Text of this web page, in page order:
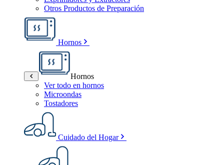
Otros Productos de Preparación
Hornos
Hornos
Ver todo en hornos
Microondas
Tostadores
Cuidado del Hogar